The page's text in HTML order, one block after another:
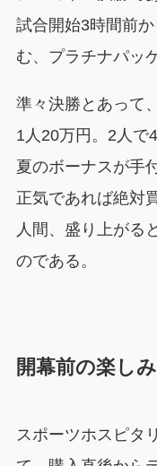
試合開始3時間前
む、プラチナパッ
準々決勝とあって
1人20万円。2人で
夏のボーナスが手
正気であれば絶対
人間、盛り上がる
のである。
開幕前の楽しみ
スポーツホスピタ